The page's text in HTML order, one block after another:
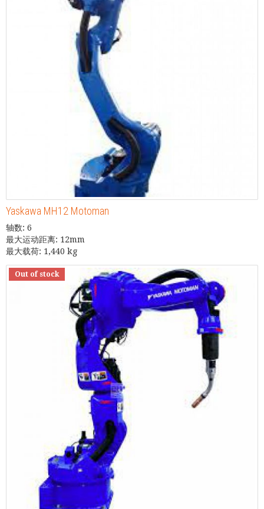
Yaskawa MH12 Motoman
轴数: 6
最大运动距离: 12mm
最大载荷: 1,440 kg
Out of stock